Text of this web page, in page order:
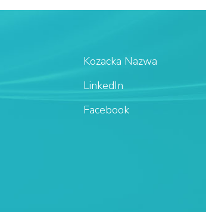
Kozacka Nazwa
LinkedIn
Facebook